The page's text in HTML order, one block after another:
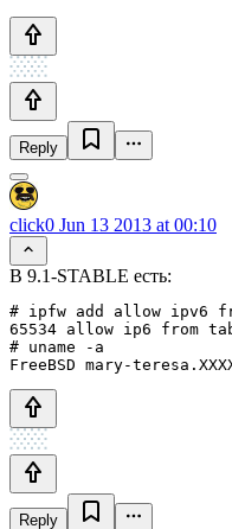
Reply
click0 Jun 13 2013 at 00:10
В 9.1-STABLE есть:
# ipfw add allow ipv6
65534 allow ip6 from
# uname -a
FreeBSD mary-
Reply